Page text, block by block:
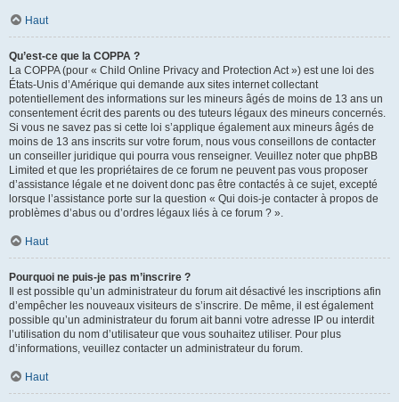
Haut
Qu’est-ce que la COPPA ?
La COPPA (pour « Child Online Privacy and Protection Act ») est une loi des
États-Unis d’Amérique qui demande aux sites internet collectant
potentiellement des informations sur les mineurs âgés de moins de 13 ans un
consentement écrit des parents ou des tuteurs légaux des mineurs concernés.
Si vous ne savez pas si cette loi s’applique également aux mineurs âgés de
moins de 13 ans inscrits sur votre forum, nous vous conseillons de contacter
un conseiller juridique qui pourra vous renseigner. Veuillez noter que phpBB
Limited et que les propriétaires de ce forum ne peuvent pas vous proposer
d’assistance légale et ne doivent donc pas être contactés à ce sujet, excepté
lorsque l’assistance porte sur la question « Qui dois-je contacter à propos de
problèmes d’abus ou d’ordres légaux liés à ce forum ? ».
Haut
Pourquoi ne puis-je pas m’inscrire ?
Il est possible qu’un administrateur du forum ait désactivé les inscriptions afin
d’empêcher les nouveaux visiteurs de s’inscrire. De même, il est également
possible qu’un administrateur du forum ait banni votre adresse IP ou interdit
l’utilisation du nom d’utilisateur que vous souhaitez utiliser. Pour plus
d’informations, veuillez contacter un administrateur du forum.
Haut